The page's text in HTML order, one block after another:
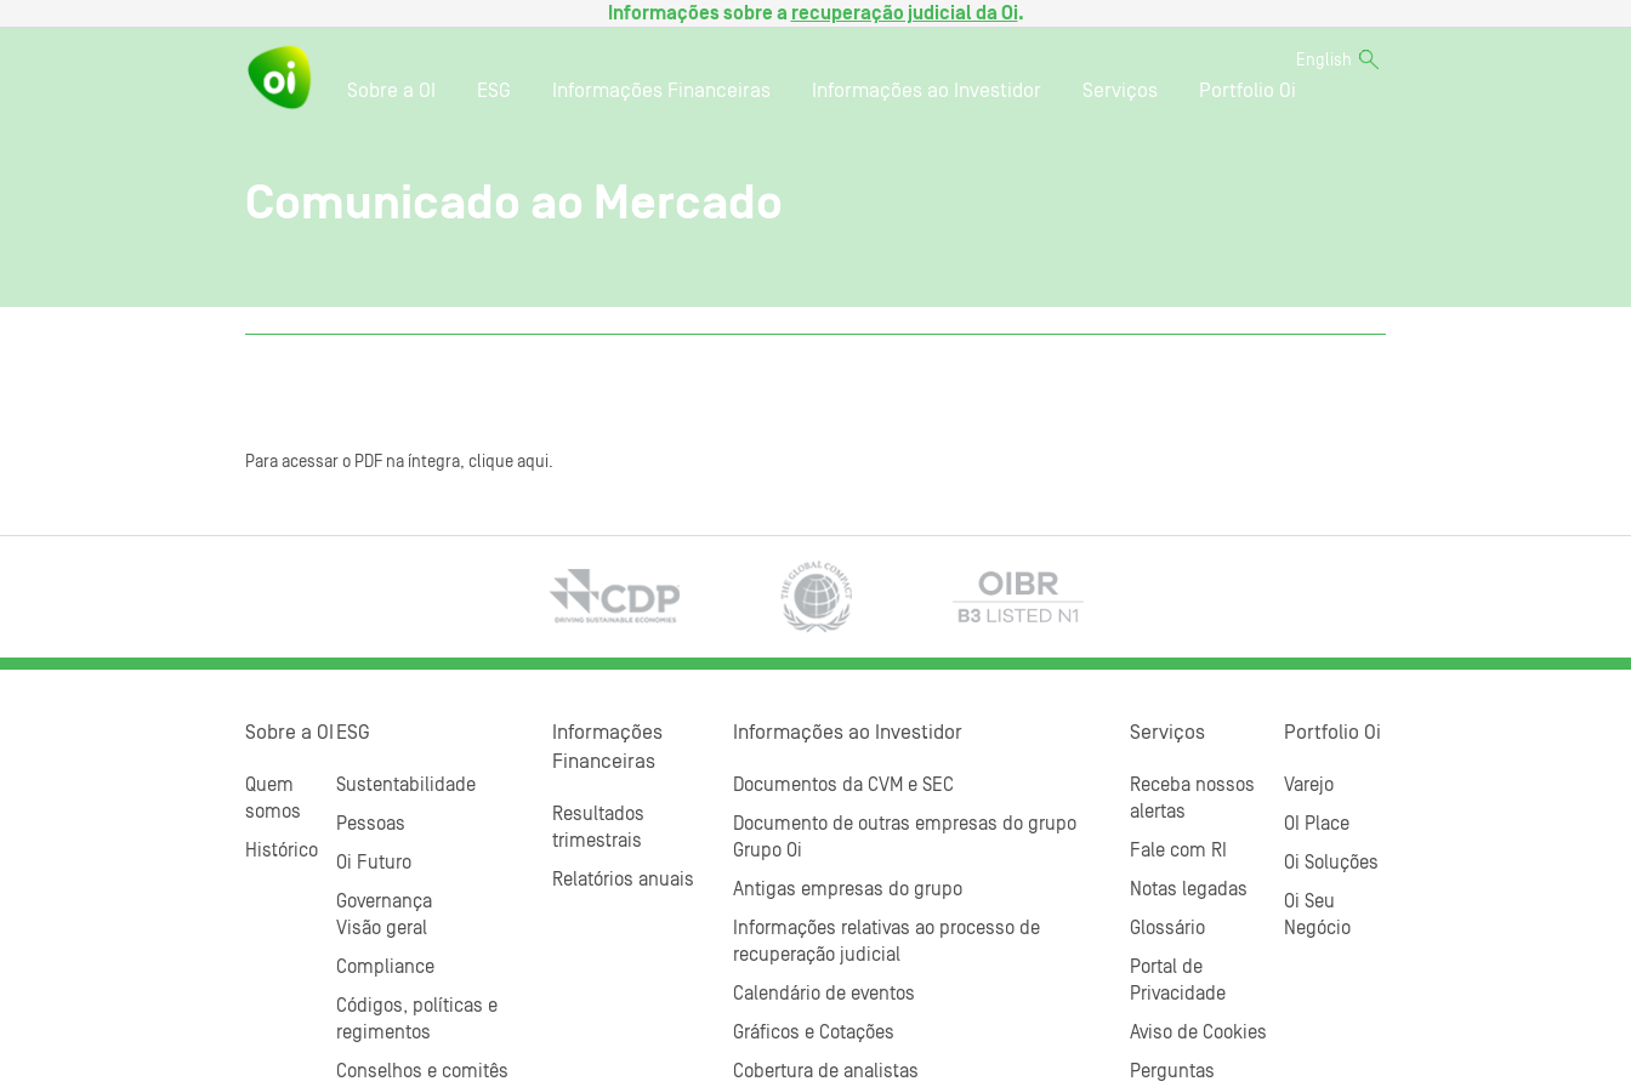
Informações sobre a recuperação judicial da Oi.
English
Sobre a OI ESG Informações Financeiras Informações ao Investidor Serviços Portfolio Oi
Comunicado ao Mercado
Para acessar o PDF na íntegra, clique aqui.
Sobre a OI
Quem
somos
Histórico
ESG
Sustentabilidade
Pessoas
Oi Futuro
Governança
Visão geral
Compliance
Códigos, políticas e
regimentos
Conselhos e comitês
Informações
Financeiras
Resultados
trimestrais
Relatórios anuais
Informações ao Investidor
Documentos da CVM e SEC
Documento de outras empresas do grupo
Grupo Oi
Antigas empresas do grupo
Informações relativas ao processo de
recuperação judicial
Calendário de eventos
Gráficos e Cotações
Cobertura de analistas
Serviços
Receba nossos
alertas
Fale com RI
Notas legadas
Glossário
Portal de
Privacidade
Aviso de Cookies
Perguntas
Portfolio Oi
Varejo
OI Place
Oi Soluções
Oi Seu
Negócio